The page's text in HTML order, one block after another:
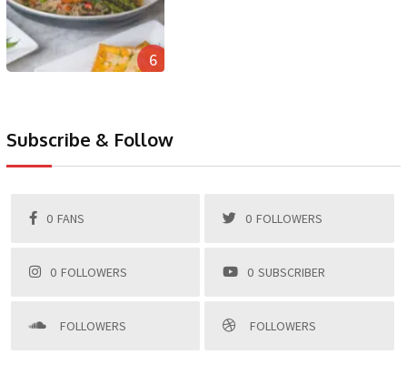
6
Subscribe & Follow
0 FANS 0 FOLLOWERS
0 FOLLOWERS 0 SUBSCRIBER
FOLLOWERS FOLLOWERS